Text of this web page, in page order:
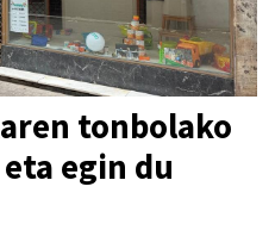
tonbolako
egin du